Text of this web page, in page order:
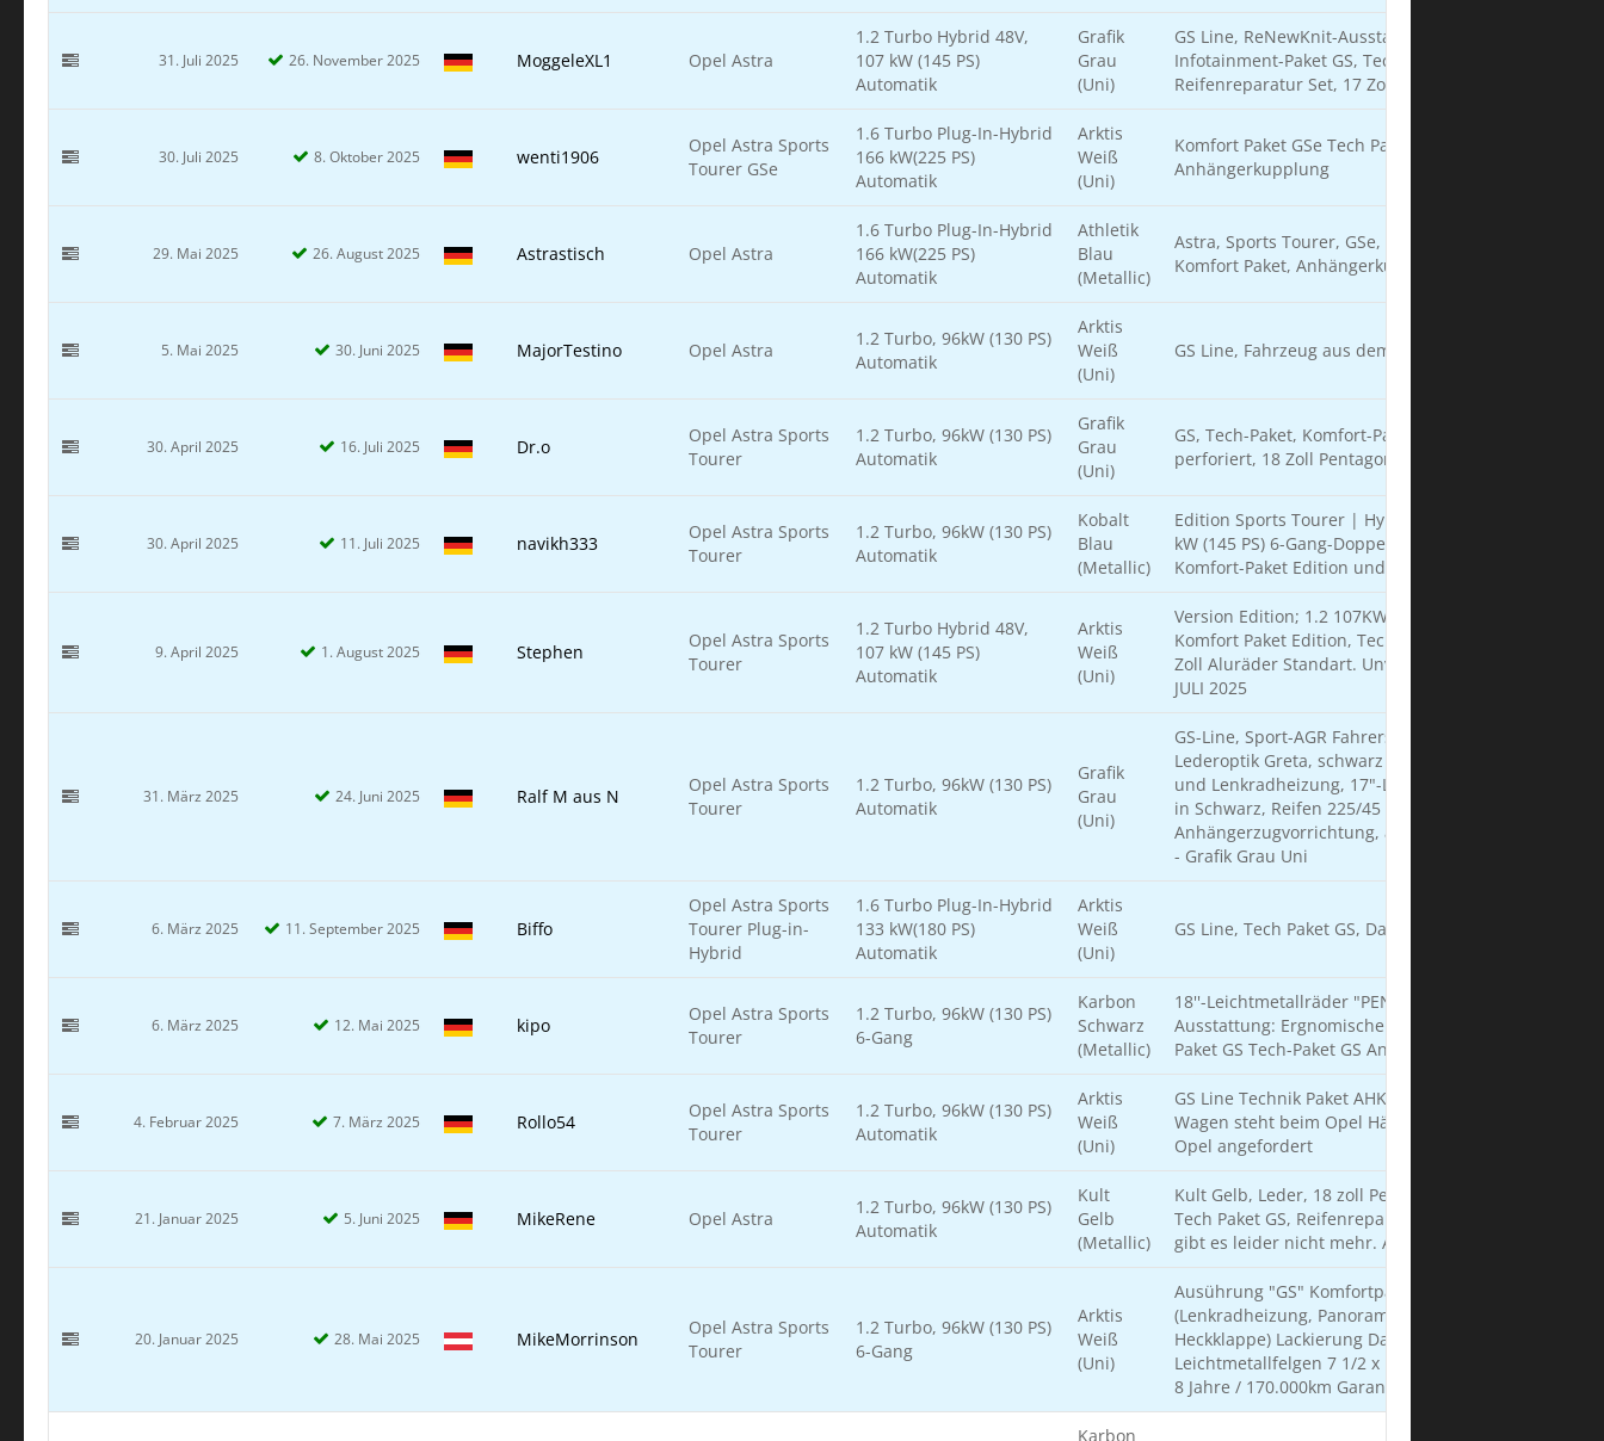
31. Juli 2025 26. November 2025 MoggeleXL1 Opel Astra
1.2 Turbo Hybrid 48V,
107 kW (145 PS)
Automatik
Grafik
Grau
(Uni)
GS Line, ReNewKnit-Ausstattung, 18 Zoll Räder,
Infotainment-Paket GS, Tech-Paket GS,
Reifenreparatur Set, 17 Zoll Winterräder
30. Juli 2025 8. Oktober 2025 wenti1906
Opel Astra Sports
Tourer GSe
1.6 Turbo Plug-In-Hybrid
166 kW(225 PS)
Automatik
Arktis
Weiß
(Uni)
Komfort Paket GSe Tech Paket GSe Sicherheitsnetz
Anhängerkupplung
29. Mai 2025 26. August 2025 Astrastisch Opel Astra
1.6 Turbo Plug-In-Hybrid
166 kW(225 PS)
Automatik
Athletik
Blau
(Metallic)
Astra, Sports Tourer, GSe, PHEV, 166kW (225PS), AT8,
Komfort Paket, Anhängerkupplung, Sicherheitsnetz
5. Mai 2025 30. Juni 2025 MajorTestino Opel Astra
1.2 Turbo, 96kW (130 PS)
Automatik
Arktis
Weiß
(Uni)
GS Line, Fahrzeug aus dem Zulauf
30. April 2025 16. Juli 2025 Dr.o
Opel Astra Sports
Tourer
1.2 Turbo, 96kW (130 PS)
Automatik
Grafik
Grau
(Uni)
GS, Tech-Paket, Komfort-Paket, Leder schwarz
perforiert, 18 Zoll Pentagon, AHZ, Sicherheitsnetz
30. April 2025 11. Juli 2025 navikh333
Opel Astra Sports
Tourer
1.2 Turbo, 96kW (130 PS)
Automatik
Kobalt
Blau
(Metallic)
Edition Sports Tourer | Hybrid, Systemleistung 107
kW (145 PS) 6-Gang-Doppelkupplungsgetriebe (eDCT)
Komfort-Paket Edition und Nebelscheinwerfer
9. April 2025 1. August 2025 Stephen
Opel Astra Sports
Tourer
1.2 Turbo Hybrid 48V,
107 kW (145 PS)
Automatik
Arktis
Weiß
(Uni)
Version Edition; 1.2 107KW (145PS) Mild-Hybrid
Komfort Paket Edition, Technik Paket Edition, AHK. 16
Zoll Aluräder Standart. Unverbindlicher Liefertermin
JULI 2025
31. März 2025 24. Juni 2025 Ralf M aus N
Opel Astra Sports
Tourer
1.2 Turbo, 96kW (130 PS)
Automatik
Grafik
Grau
(Uni)
GS-Line, Sport-AGR Fahrersitz Stoff/Premium-
Lederoptik Greta, schwarz inkl. Sitzheizung vorne
und Lenkradheizung, 17"-Leichtmetallräder "KADETT"
in Schwarz, Reifen 225/45 R17 94V A-CL,
Anhängerzugvorrichtung, abnehmbar, Tech Paket GS
- Grafik Grau Uni
6. März 2025 11. September 2025 Biffo
Opel Astra Sports
Tourer Plug-in-
Hybrid
1.6 Turbo Plug-In-Hybrid
133 kW(180 PS)
Automatik
Arktis
Weiß
(Uni)
GS Line, Tech Paket GS, Dachreling, Sicherheitsnetz
6. März 2025 12. Mai 2025 kipo
Opel Astra Sports
Tourer
1.2 Turbo, 96kW (130 PS)
6-Gang
Karbon
Schwarz
(Metallic)
18''-Leichtmetallräder "PENTAGON" ReNewKnit-
Ausstattung: Ergnomische Sport-Aktiv-Sitze Komfort-
Paket GS Tech-Paket GS Anhängerzugvorrichtung
4. Februar 2025 7. März 2025 Rollo54
Opel Astra Sports
Tourer
1.2 Turbo, 96kW (130 PS)
Automatik
Arktis
Weiß
(Uni)
GS Line Technik Paket AHK Trennnetz Dachreling
Wagen steht beim Opel Händler Fahrzeugbrief bei
Opel angefordert
21. Januar 2025 5. Juni 2025 MikeRene Opel Astra
1.2 Turbo, 96kW (130 PS)
Automatik
Kult
Gelb
(Metallic)
Kult Gelb, Leder, 18 zoll Pentagon, Komfort- Paket GS,
Tech Paket GS, Reifenreparaturset. Wollte Ultimate,
gibt es leider nicht mehr. Also einmal Alles.
20. Januar 2025 28. Mai 2025 MikeMorrinson
Opel Astra Sports
Tourer
1.2 Turbo, 96kW (130 PS)
6-Gang
Arktis
Weiß
(Uni)
Ausührung "GS" Komfortpaket GS/GSe
(Lenkradheizung, Panoramadach, elektrische
Heckklappe) Lackierung Dach in schwarz 17"
Leichtmetallfelgen 7 1/2 x 17 mit 5-Speichen, schwarz
8 Jahre / 170.000km Garantie
Karbon